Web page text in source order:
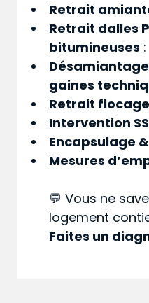
Retrait
Retrait dalles
bitumineuses :
gaines
Retrait
Intervention
Encapsulage
Mesures
💬 Vous ne
logement
Faites un